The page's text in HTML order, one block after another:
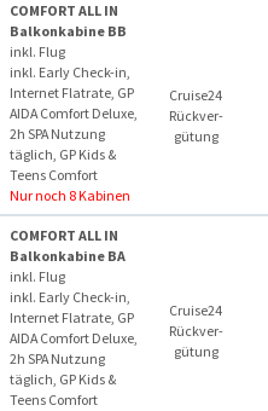
COMFORT ALL IN
Balkonkabine BB
inkl. Flug
inkl. Early Check-in,
Internet Flatrate, GP
AIDA Comfort Deluxe,
2h SPA Nutzung
täglich, GP Kids &
Teens Comfort
Nur noch 8 Kabinen
Cruise24
Rückver­
gütung
COMFORT ALL IN
Balkonkabine BA
inkl. Flug
inkl. Early Check-in,
Internet Flatrate, GP
AIDA Comfort Deluxe,
2h SPA Nutzung
täglich, GP Kids &
Teens Comfort
Cruise24
Rückver­
gütung